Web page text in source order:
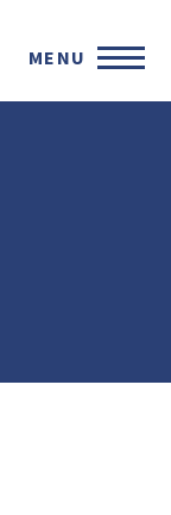
MENU